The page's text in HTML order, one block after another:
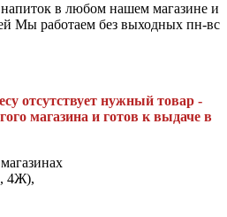
в любом нашем магазине и
Мы работаем без выходных пн-вс
отсутствует нужный товар -
магазина и готов к выдаче в
4Ж),